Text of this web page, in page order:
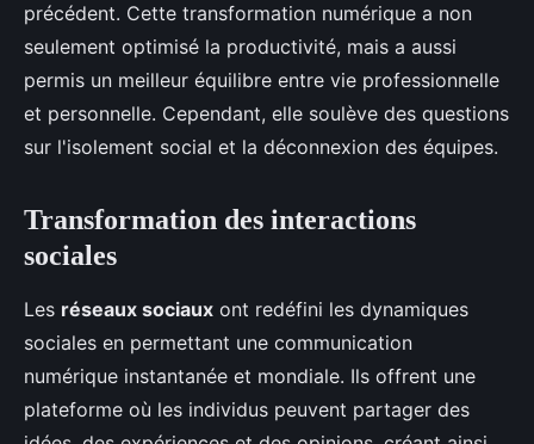
précédent. Cette transformation numérique a non
seulement optimisé la productivité, mais a aussi
permis un meilleur équilibre entre vie professionnelle
et personnelle. Cependant, elle soulève des questions
sur l'isolement social et la déconnexion des équipes.
Transformation des interactions
sociales
Les réseaux sociaux ont redéfini les dynamiques
sociales en permettant une communication
numérique instantanée et mondiale. Ils offrent une
plateforme où les individus peuvent partager des